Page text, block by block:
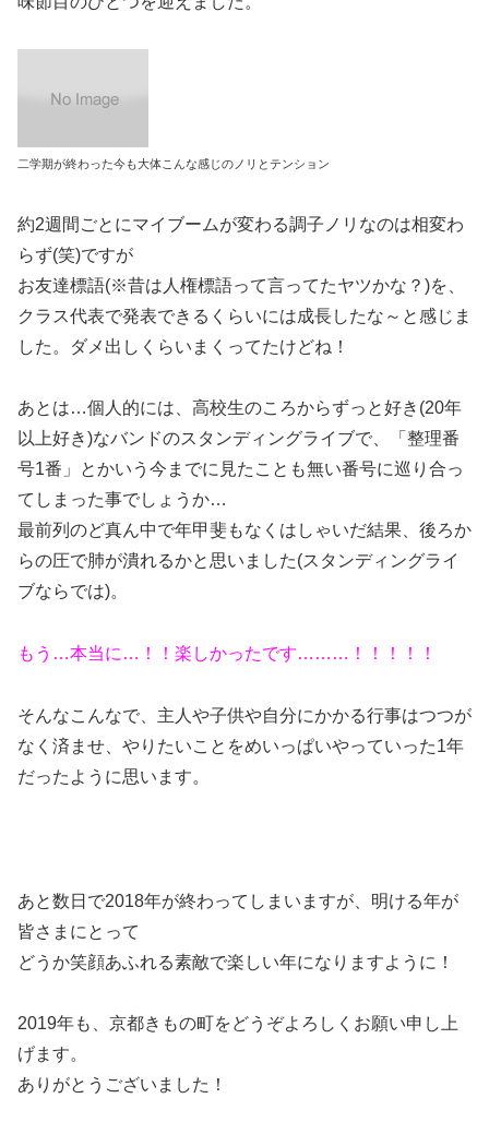
二学期が終わった今も大体こんな感じのノリとテンション
約2週間ごとにマイブームが変わる調子ノリなのは相変わ
らず(笑)ですが
お友達標語(※昔は人権標語って言ってたヤツかな？)を、
クラス代表で発表できるくらいには成長したな～と感じま
した。ダメ出しくらいまくってたけどね！
あとは…個人的には、高校生のころからずっと好き(20年
以上好き)なバンドのスタンディングライブで、「整理番
号1番」とかいう今までに見たことも無い番号に巡り合っ
てしまった事でしょうか…
最前列のど真ん中で年甲斐もなくはしゃいだ結果、後ろか
らの圧で肺が潰れるかと思いました(スタンディングライ
ブならでは)。
もう…本当に…！！楽しかったです………！！！！！
そんなこんなで、主人や子供や自分にかかる行事はつつが
なく済ませ、やりたいことをめいっぱいやっていった1年
だったように思います。
あと数日で2018年が終わってしまいますが、明ける年が
皆さまにとって
どうか笑顔あふれる素敵で楽しい年になりますように！
2019年も、京都きもの町をどうぞよろしくお願い申し上
げます。
ありがとうございました！